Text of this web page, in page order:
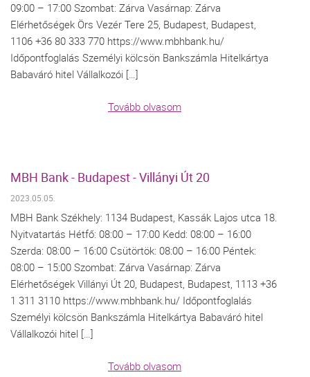
09:00 – 17:00 Szombat: Zárva Vasárnap: Zárva
Elérhetőségek Örs Vezér Tere 25, Budapest, Budapest,
1106 +36 80 333 770 https://www.mbhbank.hu/
Időpontfoglalás Személyi kölcsön Bankszámla Hitelkártya
Babaváró hitel Vállalkozói […]
Tovább olvasom
MBH Bank - Budapest - Villányi Út 20
2023.05.05.
MBH Bank Székhely: 1134 Budapest, Kassák Lajos utca 18.
Nyitvatartás Hétfő: 08:00 – 17:00 Kedd: 08:00 – 16:00
Szerda: 08:00 – 16:00 Csütörtök: 08:00 – 16:00 Péntek:
08:00 – 15:00 Szombat: Zárva Vasárnap: Zárva
Elérhetőségek Villányi Út 20, Budapest, Budapest, 1113 +36
1 311 3110 https://www.mbhbank.hu/ Időpontfoglalás
Személyi kölcsön Bankszámla Hitelkártya Babaváró hitel
Vállalkozói hitel […]
Tovább olvasom